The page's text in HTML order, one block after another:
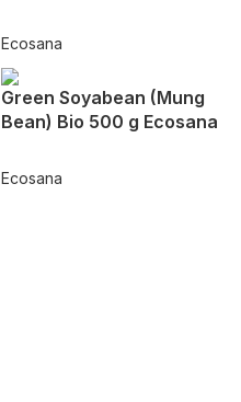
Ecosana
Green Soyabean (Mung
Bean) Bio 500 g Ecosana
Ecosana